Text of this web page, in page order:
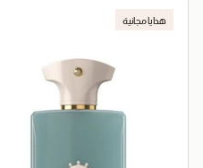
هدايا مجانية